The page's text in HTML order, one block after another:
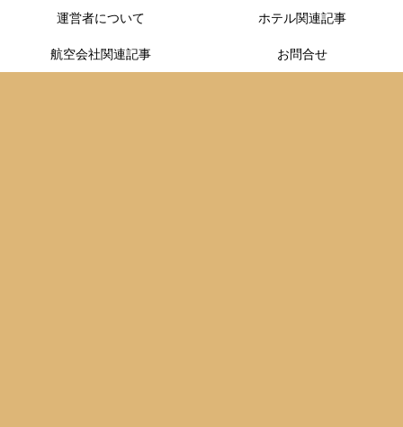
運営者について ホテル関連記事
航空会社関連記事 お問合せ